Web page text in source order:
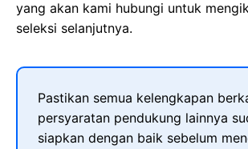
yang akan kami hubungi untuk
seleksi selanjutnya.
Pastikan semua kelengkapan
persyaratan pendukung lainnya
siapkan dengan baik sebelum